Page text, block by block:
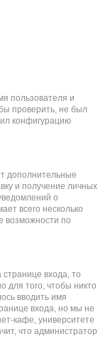
пользователя и
проверить, не был
конфигурацию
дополнительные
и получение личных
о
всего несколько
возможности по
входа, то
для того, чтобы никто
вводить имя
входа, но мы не
кафе, университете
что администратор